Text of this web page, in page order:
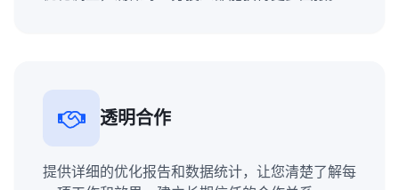
透明合作
提供详细的优化报告和数据统计，让您清楚了解每